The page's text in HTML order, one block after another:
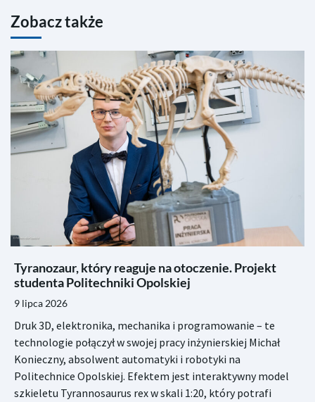
Zobacz także
Tyranozaur, który reaguje na otoczenie. Projekt
studenta Politechniki Opolskiej
9 lipca 2026
Druk 3D, elektronika, mechanika i programowanie – te
technologie połączył w swojej pracy inżynierskiej Michał
Konieczny, absolwent automatyki i robotyki na
Politechnice Opolskiej. Efektem jest interaktywny model
szkieletu Tyrannosaurus rex w skali 1:20, który potrafi